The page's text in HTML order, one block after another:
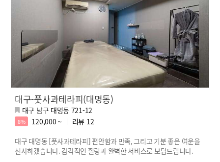
대구-풋사과테라피(대명동)
대구 남구 대명동 721-12
8% 120,000 ~ 리뷰 12
대구 대명동 [풋사과테라피] 편안함과 만족, 그리고 기분 좋은 여운을
선사하겠습니다. 감각적인 힐링과 완벽한 서비스로 보답드립니다.